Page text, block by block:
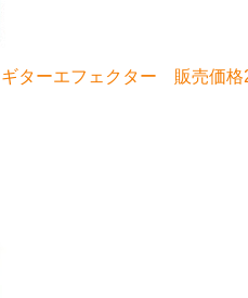
ターエフェクター 販売価格